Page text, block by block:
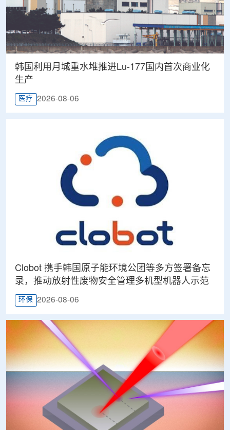
韩国利用月城重水堆推进Lu-177国内首次商业化
生产
医疗 2026-08-06
Clobot 携手韩国原子能环境公团等多方签署备忘
录，推动放射性废物安全管理多机型机器人示范
环保 2026-08-06